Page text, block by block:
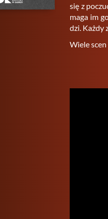
się z
ma­ga im
dzi. Każdy
Wiele